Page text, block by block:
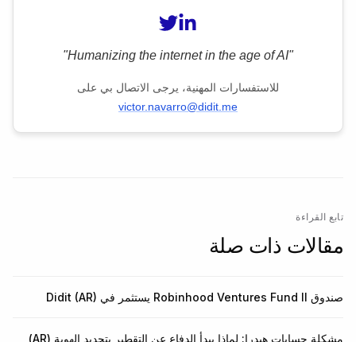
"Humanizing the internet in the age of AI"
للاستفسارات المهنية، يرجى الاتصال بي على
victor.navarro@didit.me
تابع القراءة
مقالات ذات صلة
صندوق Robinhood Ventures Fund II يستثمر في Didit (AR)
مشكلة حسابات هيدرا: لماذا يبدأ الدفاع عن التقطير بتحديد الهوية (AR)